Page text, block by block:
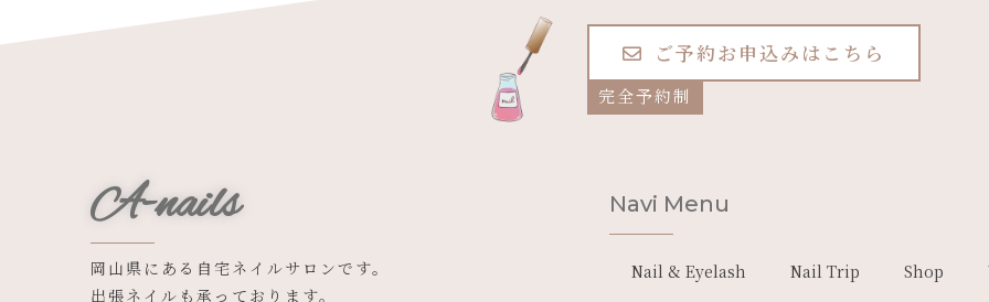
ご予約お申込みはこちら
完全予約制
A-nails
岡山県にある自宅ネイルサロンです。
出張ネイルも承っております。
Navi Menu
Nail & Eyelash Nail Trip Shop